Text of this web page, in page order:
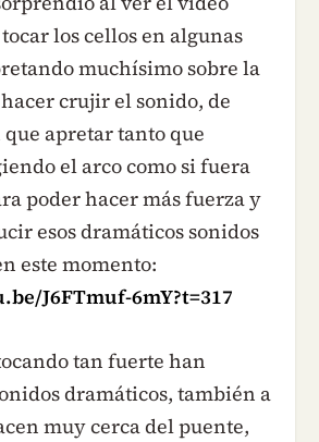
los cellos en algunas
muchísimo sobre la
crujir el sonido, de
apretar tanto que
el arco como si fuera
poder hacer más fuerza y
esos dramáticos sonidos
este momento:
J6FTmuf-6mY?t=317
tan fuerte han
dramáticos, también a
muy cerca del puente,